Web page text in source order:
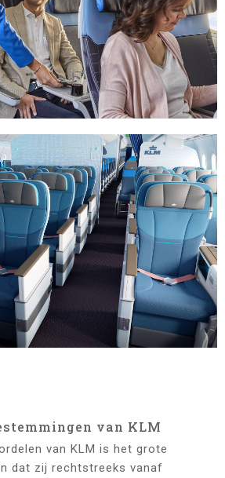
van KLM
van KLM is het grote
dat zij rechtstreeks vanaf